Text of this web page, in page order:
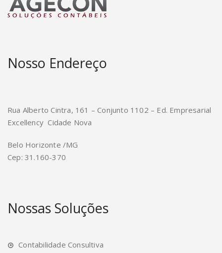
Nosso Endereço
Rua Alberto Cintra, 161 – Conjunto 1102 – Ed. Empresarial
Excellency Cidade Nova
Belo Horizonte /MG
Cep: 31.160-370
Nossas Soluções
Contabilidade Consultiva